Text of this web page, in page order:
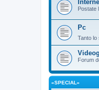
Postate
Pc
Tanto lo
Forum
«SPECIAL»